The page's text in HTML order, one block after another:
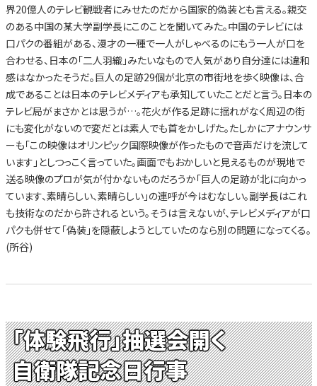
界20億人のテレビ観戦者にみせたのだから国家的偽装とも言える。親交
のある中国の某大学副学長にこのことを聞いてみた。中国のテレビには
口パクの番組がある、漫才の一種で一人がしゃべるのにもう一人が口を
合わせる、日本の「二人羽織」みたいなもので人気があり自分達には違和
感はなかったそうだ。巨人の足跡29個が北京の市街地を歩く映像は、合
成であることは日本のテレビメディアも承知していたことだと言う。日本の
テレビ局がまさかとは思うが…。花火が作る足跡に揺れがなく周辺の街
にも変化がないので変だとは素人でも首をかしげた。たしかにアナウンサ
ーも「この映像はオリンピック国際映像が作ったもので音声だけを流して
います」としつっこく言っていた。画面でもおかしいと見えるものが現地で
送る映像のプロが気が付かないものだろうか「巨人の足跡が北に向かっ
ています、素晴らしい、素晴らしい」の連呼が今はむなしい。副学長はこれ
も技術なのだから許されるという。そうは言えないが、テレビメディアが口
パクも併せて「偽装」を隠蔽しようとしていたのなら別の問題になってくる。
(所谷)
「体験飛行」抽選会開く
自衛隊記念日行事